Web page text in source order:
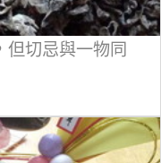
但切忌與一物同